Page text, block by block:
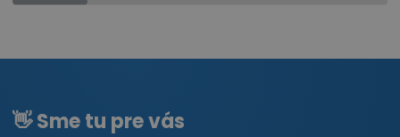
👋 Sme tu pre vás